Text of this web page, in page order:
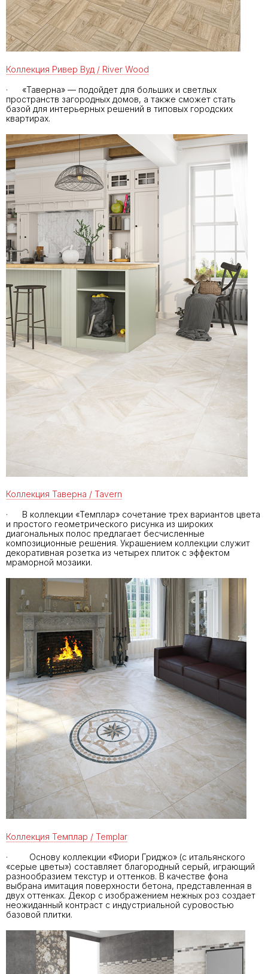
Коллекция Ривер Вуд / River Wood
· «Таверна» — подойдет для больших и светлых
пространств загородных домов, а также сможет стать
базой для интерьерных решений в типовых городских
квартирах.
Коллекция Таверна / Tavern
· В коллекции «Темплар» сочетание трех вариантов цвета
и простого геометрического рисунка из широких
диагональных полос предлагает бесчисленные
композиционные решения. Украшением коллекции служит
декоративная розетка из четырех плиток с эффектом
мраморной мозаики.
Коллекция Темплар / Templar
· Основу коллекции «Фиори Гриджо» (с итальянского
«серые цветы») составляет благородный серый, играющий
разнообразием текстур и оттенков. В качестве фона
выбрана имитация поверхности бетона, представленная в
двух оттенках. Декор с изображением нежных роз создает
неожиданный контраст с индустриальной суровостью
базовой плитки.